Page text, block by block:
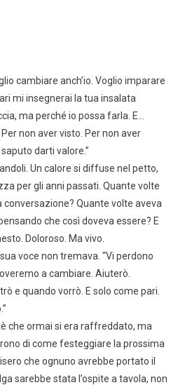
cambiare anch’io. Voglio imparare
mi insegnerai la tua insalata
ma perché io possa farla. E…
non aver visto. Per non aver
darti valore.”
Un calore si diffuse nel petto,
per gli anni passati. Quante volte
Quante volte aveva
che così doveva essere? E
Doloroso. Ma vivo.
voce non tremava. “Vi perdono
a cambiare. Aiuterò.
e quando vorrò. E solo come pari.
che ormai si era raffreddato, ma
di come festeggiare la prossima
che ognuno avrebbe portato il
sarebbe stata l’ospite a tavola, non